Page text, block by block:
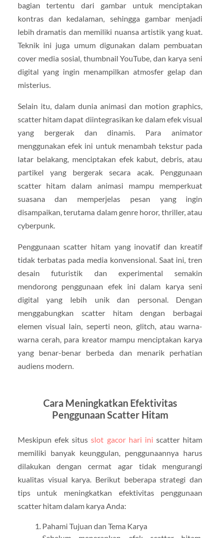
bagian tertentu dari gambar untuk menciptakan
kontras dan kedalaman, sehingga gambar menjadi
lebih dramatis dan memiliki nuansa artistik yang kuat.
Teknik ini juga umum digunakan dalam pembuatan
cover media sosial, thumbnail YouTube, dan karya seni
digital yang ingin menampilkan atmosfer gelap dan
misterius.
Selain itu, dalam dunia animasi dan motion graphics,
scatter hitam dapat diintegrasikan ke dalam efek visual
yang bergerak dan dinamis. Para animator
menggunakan efek ini untuk menambah tekstur pada
latar belakang, menciptakan efek kabut, debris, atau
partikel yang bergerak secara acak. Penggunaan
scatter hitam dalam animasi mampu memperkuat
suasana dan memperjelas pesan yang ingin
disampaikan, terutama dalam genre horor, thriller, atau
cyberpunk.
Penggunaan scatter hitam yang inovatif dan kreatif
tidak terbatas pada media konvensional. Saat ini, tren
desain futuristik dan experimental semakin
mendorong penggunaan efek ini dalam karya seni
digital yang lebih unik dan personal. Dengan
menggabungkan scatter hitam dengan berbagai
elemen visual lain, seperti neon, glitch, atau warna-
warna cerah, para kreator mampu menciptakan karya
yang benar-benar berbeda dan menarik perhatian
audiens modern.
Cara Meningkatkan Efektivitas
Penggunaan Scatter Hitam
Meskipun efek situsslot gacor hari ini scatter hitam
memiliki banyak keunggulan, penggunaannya harus
dilakukan dengan cermat agar tidak mengurangi
kualitas visual karya. Berikut beberapa strategi dan
tips untuk meningkatkan efektivitas penggunaan
scatter hitam dalam karya Anda:
Pahami Tujuan dan Tema Karya